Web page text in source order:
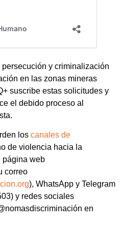
y criminalización
en las zonas mineras
suscribe estas solicitudes y
el debido proceso al
los canales de
de violencia hacia la
página web
correo
), WhatsApp y Telegram
y redes sociales
en